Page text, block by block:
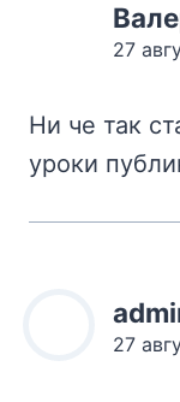
27
Ни че так
уроки
27